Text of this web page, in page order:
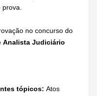
no concurso do
Analista Judiciário
tópicos: Atos